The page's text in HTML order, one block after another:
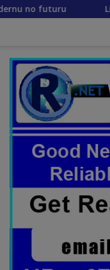
Rejente Kuansing